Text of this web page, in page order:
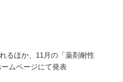
るほか、11月の「薬剤耐性
ムページにて発表